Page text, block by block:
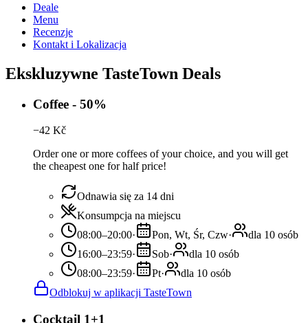
Deale
Menu
Recenzje
Kontakt i Lokalizacja
Ekskluzywne TasteTown Deals
Coffee - 50%
−42 Kč
Order one or more coffees of your choice, and you will get
the cheapest one for half price!
Odnawia się za 14 dni
Konsumpcja na miejscu
08:00–20:00· Pon, Wt, Śr, Czw·
dla 10 osób
16:00–23:59· Sob·
dla 10 osób
08:00–23:59· Pt·
dla 10 osób
Odblokuj w aplikacji TasteTown
Cocktail 1+1